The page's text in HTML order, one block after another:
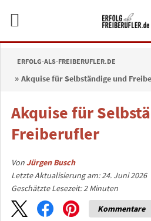
ERFOLG-ALS-FREIBERUFLER.DE
Akquise für Selbständige und
Akquise für
Freiberufler
VonJürgen Busch
Letzte Aktualisierung am: 24. Juni 2026
Geschätzte Lesezeit:2 Minuten
Kommentare